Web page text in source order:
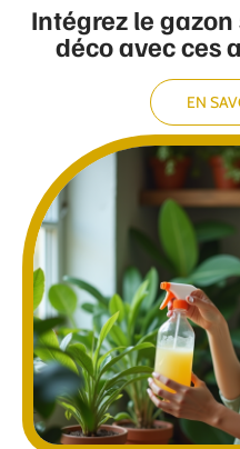
Intégrez le
déco avec ces
EN